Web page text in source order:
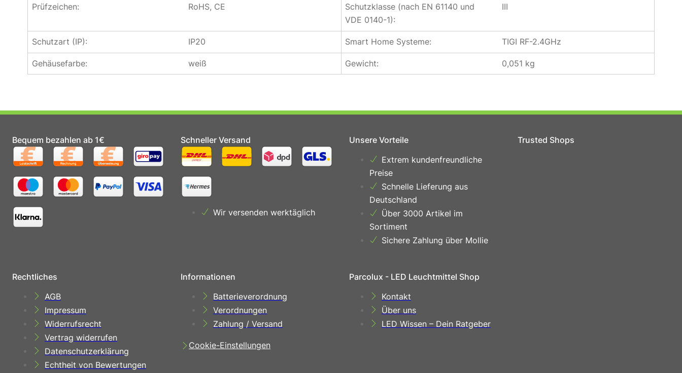
Prüfzeichen: RoHS, CE
Schutzklasse (nach EN 61140 und
VDE 0140-1):
III
Schutzart (IP): IP20 Smart Home Systeme: TIGI RF-2.4GHz
Gehäusefarbe: weiß Gewicht: 0,051 kg
Bequem bezahlen ab 1€ Schneller Versand
Wir versenden werktäglich
Unsere Vorteile
Extrem kundenfreundliche
Preise
Schnelle Lieferung aus
Deutschland
Über 3000 Artikel im
Sortiment
Sichere Zahlung über Mollie
Trusted Shops
Rechtliches
AGB
Impressum
Widerrufsrecht
Vertrag widerrufen
Datenschutzerklärung
Echtheit von Bewertungen
Informationen
Batterieverordnung
Verordnungen
Zahlung / Versand
Cookie-Einstellungen
Parcolux - LED Leuchtmittel Shop
Kontakt
Über uns
LED Wissen – Dein Ratgeber